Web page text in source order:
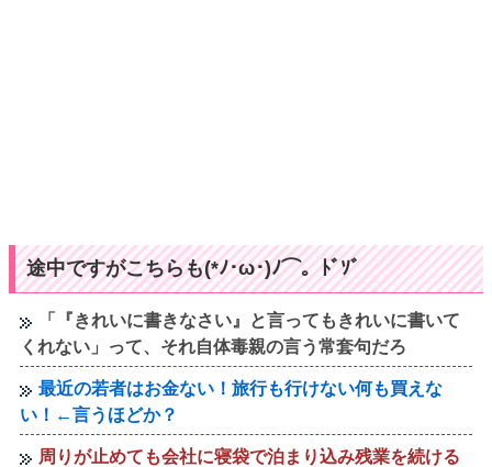
途中ですがこちらも(*ﾉ･ω･)ﾉ⌒。ﾄﾞｿﾞ
「『きれいに書きなさい』と言ってもきれいに書いて
くれない」って、それ自体毒親の言う常套句だろ
最近の若者はお金ない！旅行も行けない何も買えな
い！←言うほどか？
周りが止めても会社に寝袋で泊まり込み残業を続ける